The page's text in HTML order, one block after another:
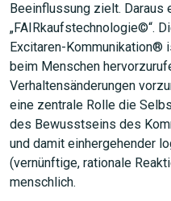
Beeinflussung zielt. Daraus
„FAIRkaufstechnologie©“.
Excitaren-Kommunikation®
beim Menschen
Verhaltensänderungen
eine zentrale Rolle die
des Bewusstseins des
und damit einhergehender
(vernünftige, rationale
menschlich.